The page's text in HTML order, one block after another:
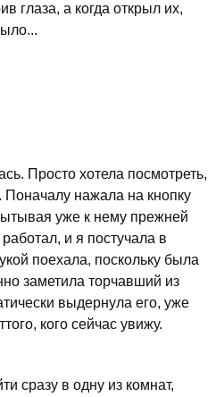
глаза, а когда открыл их,
Просто хотела посмотреть,
Поначалу нажала на кнопку
уже к нему прежней
и я постучала в
поехала, поскольку была
заметила торчавший из
выдернула его, уже
кого сейчас увижу.
сразу в одну из комнат,